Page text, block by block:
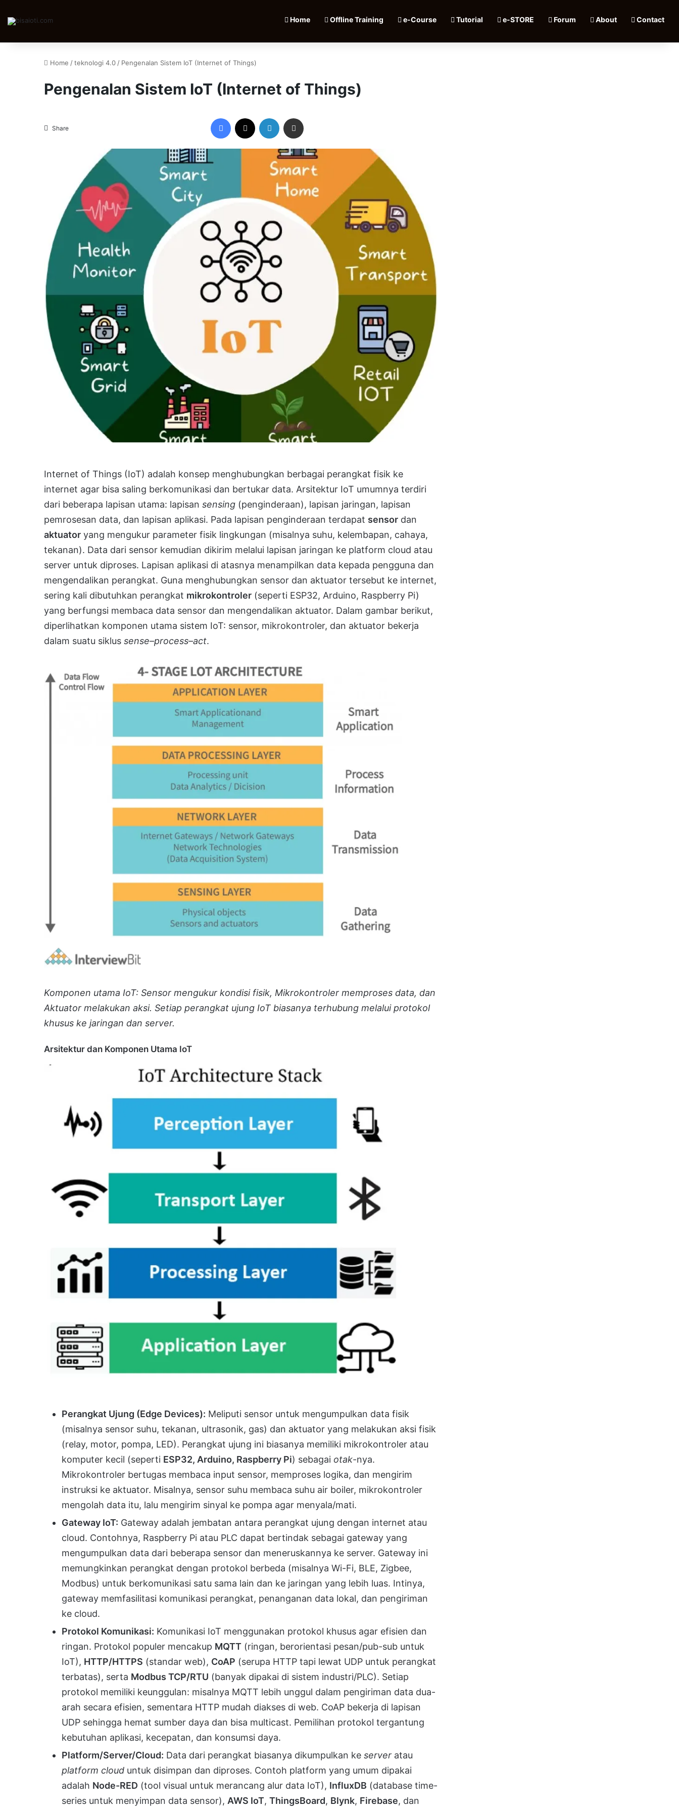
Home Offline Training e-Course Tutorial e-STORE Forum About Contact
Home /teknologi 4.0 / Pengenalan Sistem IoT (Internet of Things)
Pengenalan Sistem IoT (Internet of Things)
Share
Facebook LinkedIn
Internet of Things (IoT) adalah konsep menghubungkan berbagai perangkat fisik ke
internet agar bisa saling berkomunikasi dan bertukar data. Arsitektur IoT umumnya terdiri
dari beberapa lapisan utama: lapisan sensing (penginderaan), lapisan jaringan, lapisan
pemrosesan data, dan lapisan aplikasi. Pada lapisan penginderaan terdapat sensor dan
aktuator yang mengukur parameter fisik lingkungan (misalnya suhu, kelembapan, cahaya,
tekanan). Data dari sensor kemudian dikirim melalui lapisan jaringan ke platform cloud atau
server untuk diproses. Lapisan aplikasi di atasnya menampilkan data kepada pengguna dan
mengendalikan perangkat. Guna menghubungkan sensor dan aktuator tersebut ke internet,
sering kali dibutuhkan perangkat mikrokontroler (seperti ESP32, Arduino, Raspberry Pi)
yang berfungsi membaca data sensor dan mengendalikan aktuator. Dalam gambar berikut,
diperlihatkan komponen utama sistem IoT: sensor, mikrokontroler, dan aktuator bekerja
dalam suatu siklus sense–process–act.
Komponen utama IoT: Sensor mengukur kondisi fisik, Mikrokontroler memproses data, dan
Aktuator melakukan aksi. Setiap perangkat ujung IoT biasanya terhubung melalui protokol
khusus ke jaringan dan server.
Arsitektur dan Komponen Utama IoT
Perangkat Ujung (Edge Devices): Meliputi sensor untuk mengumpulkan data fisik
(misalnya sensor suhu, tekanan, ultrasonik, gas) dan aktuator yang melakukan aksi fisik
(relay, motor, pompa, LED). Perangkat ujung ini biasanya memiliki mikrokontroler atau
komputer kecil (seperti ESP32, Arduino, Raspberry Pi) sebagai otak-nya.
Mikrokontroler bertugas membaca input sensor, memproses logika, dan mengirim
instruksi ke aktuator. Misalnya, sensor suhu membaca suhu air boiler, mikrokontroler
mengolah data itu, lalu mengirim sinyal ke pompa agar menyala/mati.
Gateway IoT: Gateway adalah jembatan antara perangkat ujung dengan internet atau
cloud. Contohnya, Raspberry Pi atau PLC dapat bertindak sebagai gateway yang
mengumpulkan data dari beberapa sensor dan meneruskannya ke server. Gateway ini
memungkinkan perangkat dengan protokol berbeda (misalnya Wi-Fi, BLE, Zigbee,
Modbus) untuk berkomunikasi satu sama lain dan ke jaringan yang lebih luas. Intinya,
gateway memfasilitasi komunikasi perangkat, penanganan data lokal, dan pengiriman
ke cloud.
Protokol Komunikasi: Komunikasi IoT menggunakan protokol khusus agar efisien dan
ringan. Protokol populer mencakup MQTT (ringan, berorientasi pesan/pub-sub untuk
IoT), HTTP/HTTPS (standar web), CoAP (serupa HTTP tapi lewat UDP untuk perangkat
terbatas), serta Modbus TCP/RTU (banyak dipakai di sistem industri/PLC). Setiap
protokol memiliki keunggulan: misalnya MQTT lebih unggul dalam pengiriman data dua-
arah secara efisien, sementara HTTP mudah diakses di web. CoAP bekerja di lapisan
UDP sehingga hemat sumber daya dan bisa multicast. Pemilihan protokol tergantung
kebutuhan aplikasi, kecepatan, dan konsumsi daya.
Platform/Server/Cloud: Data dari perangkat biasanya dikumpulkan ke server atau
platform cloud untuk disimpan dan diproses. Contoh platform yang umum dipakai
adalah Node-RED (tool visual untuk merancang alur data IoT), InfluxDB (database time-
series untuk menyimpan data sensor), AWS IoT, ThingsBoard, Blynk, Firebase, dan